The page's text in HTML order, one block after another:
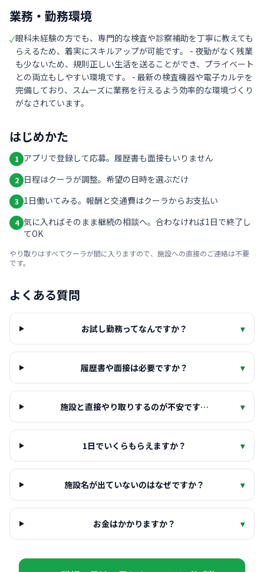
業務・勤務環境
✓眼科未経験の方でも、専門的な検査や診察補助を丁寧に教えても
らえるため、着実にスキルアップが可能です。 - 夜勤がなく残業
も少ないため、規則正しい生活を送ることができ、プライベート
との両立もしやすい環境です。 - 最新の検査機器や電子カルテを
完備しており、スムーズに業務を行えるよう効率的な環境づくり
がなされています。
はじめかた
1 アプリで登録して応募。履歴書も面接もいりません
2 日程はクーラが調整。希望の日時を選ぶだけ
3 1日働いてみる。報酬と交通費はクーラからお支払い
4 気に入ればそのまま継続の相談へ。合わなければ1日で終了し
てOK
やり取りはすべてクーラが間に入りますので、施設への直接のご連絡は不要
です。
よくある質問
お試し勤務ってなんですか？ ▾
履歴書や面接は必要ですか？ ▾
施設と直接やり取りするのが不安です… ▾
1日でいくらもらえますか？ ▾
施設名が出ていないのはなぜですか？ ▾
お金はかかりますか？ ▾